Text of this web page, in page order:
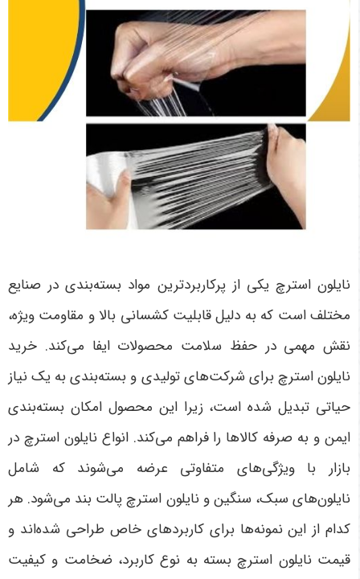
نایلون استرچ یکی از پرکاربردترین مواد بسته‌بندی در صنایع
مختلف است که به دلیل قابلیت کشسانی بالا و مقاومت ویژه،
نقش مهمی در حفظ سلامت محصولات ایفا می‌کند. خرید
نایلون استرچ برای شرکت‌های تولیدی و بسته‌بندی به یک نیاز
حیاتی تبدیل شده است، زیرا این محصول امکان بسته‌بندی
ایمن و به صرفه کالاها را فراهم می‌کند. انواع نایلون استرچ در
بازار با ویژگی‌های متفاوتی عرضه می‌شوند که شامل
نایلون‌های سبک، سنگین و نایلون استرچ پالت بند می‌شود. هر
کدام از این نمونه‌ها برای کاربردهای خاص طراحی شده‌اند و
قیمت نایلون استرچ بسته به نوع کاربرد، ضخامت و کیفیت